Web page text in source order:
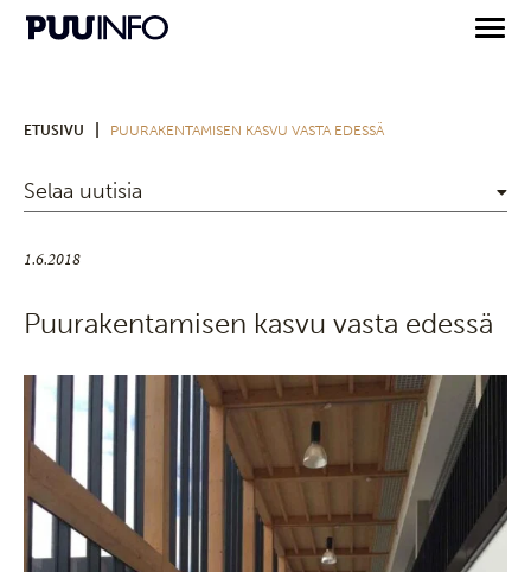
ETUSIVU PUURAKENTAMISEN KASVU VASTA EDESSÄ
Selaa uutisia
1.6.2018
Puurakentamisen kasvu vasta edessä